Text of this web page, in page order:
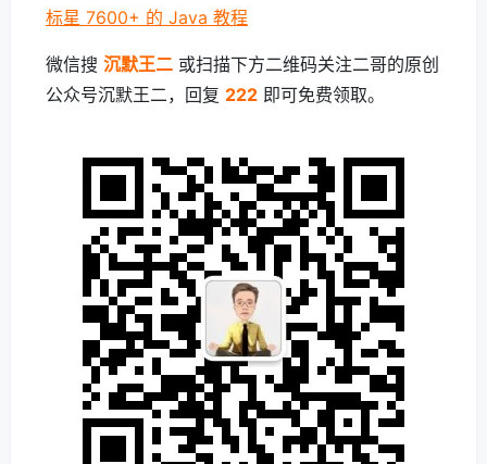
标星 7600+ 的 Java 教程
微信搜 沉默王二 或扫描下方二维码关注二哥的原创
公众号沉默王二，回复 222 即可免费领取。